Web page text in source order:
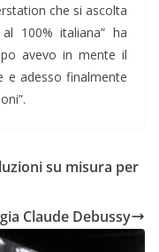
che si ascolta
100% italiana” ha
avevo in mente il
e adesso finalmente
su misura per
Claude Debussy